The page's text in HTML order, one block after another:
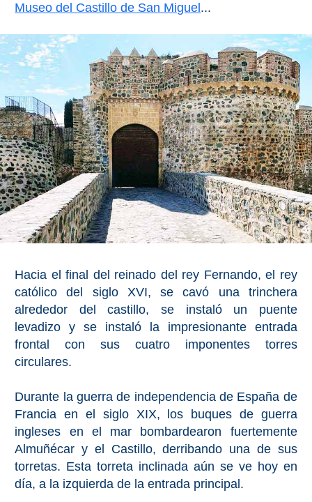
Bubión
Capileira
Pitres
Trevélez
PUEBLOS
BLANCOS
Zahara de la
Zahara
Setenil de
las Bodegas
OTRAS
ZONAS
➜
Museo del Castillo de San Miguel ...
Hacia el final del reinado del rey Fernando, el rey
católico del siglo XVI, se cavó una trinchera
alrededor del castillo, se instaló un puente
levadizo y se instaló la impresionante entrada
frontal con sus cuatro imponentes torres
circulares.
Durante la guerra de independencia de España de
Francia en el siglo XIX, los buques de guerra
ingleses en el mar bombardearon fuertemente
Almuñécar y el Castillo, derribando una de sus
torretas. Esta torreta inclinada aún se ve hoy en
día, a la izquierda de la entrada principal.